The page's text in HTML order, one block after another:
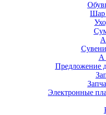
Шар
А
Электронные